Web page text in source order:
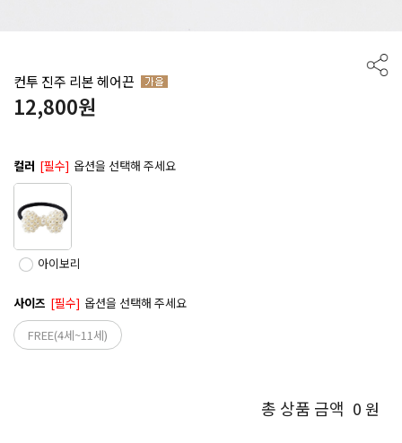
컨투 진주 리본 헤어끈
12,800원
컬러 [필수] 옵션을 선택해 주세요
아이보리
사이즈 [필수] 옵션을 선택해 주세요
FREE(4세~11세)
총 상품 금액 0 원